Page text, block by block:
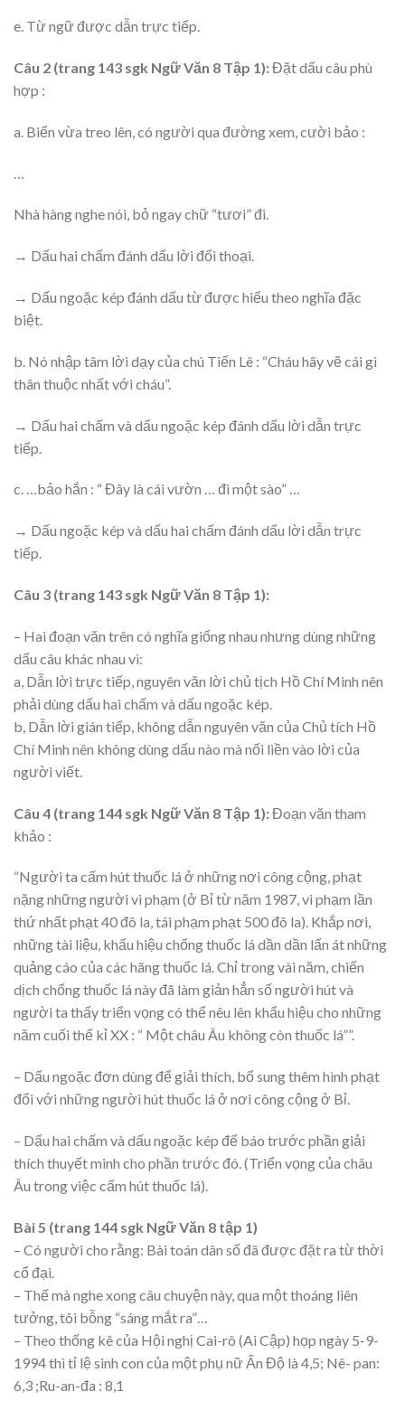
e. Từ ngữ được dẫn trực tiếp.
Câu 2 (trang 143 sgk Ngữ Văn 8 Tập 1):Đặt dấu câu phù
hợp :
a. Biển vừa treo lên, có người qua đường xem, cười bảo :
Nhà hàng nghe nói, bỏ ngay chữ “tươi” đi.
→ Dấu hai chấm đánh dấu lời đối thoại.
→ Dấu ngoặc kép đánh dấu từ được hiểu theo nghĩa đặc
biệt.
b. Nó nhập tâm lời dạy của chú Tiến Lê : “Cháu hãy vẽ cái gì
thân thuộc nhất với cháu”.
→ Dấu hai chấm và dấu ngoặc kép đánh dấu lời dẫn trực
tiếp.
c. …bảo hắn : “ Đây là cái vườn … đi một sào” …
→ Dấu ngoặc kép và dấu hai chấm đánh dấu lời dẫn trực
tiếp.
Câu 3 (trang 143 sgk Ngữ Văn 8 Tập 1):
– Hai đoạn văn trên có nghĩa giống nhau nhưng dùng những
dấu câu khác nhau vì:
a, Dẫn lời trực tiếp, nguyên văn lời chủ tịch Hồ Chí Minh nên
phải dùng dấu hai chấm và dấu ngoặc kép.
b, Dẫn lời gián tiếp, không dẫn nguyên văn của Chủ tích Hồ
Chí Minh nên không dùng dấu nào mà nối liền vào lời của
người viết.
Câu 4 (trang 144 sgk Ngữ Văn 8 Tập 1):Đoạn văn tham
khảo :
“Người ta cấm hút thuốc lá ở những nơi công cộng, phạt
nặng những người vi phạm (ở Bỉ từ năm 1987, vi phạm lần
thứ nhất phạt 40 đô la, tái phạm phạt 500 đô la). Khắp nơi,
những tài liệu, khấu hiệu chống thuốc lá dần dần lấn át những
quảng cáo của các hãng thuốc lá. Chỉ trong vài năm, chiến
dịch chống thuốc lá này đã làm giản hẳn số người hút và
người ta thấy triển vọng có thể nêu lên khẩu hiệu cho những
năm cuối thế kỉ XX : “ Một châu Âu không còn thuốc lá””.
– Dấu ngoặc đơn dùng để giải thích, bổ sung thêm hình phạt
đối với những người hút thuốc lá ở nơi công cộng ở Bỉ.
– Dấu hai chấm và dấu ngoặc kép để báo trước phần giải
thích thuyết minh cho phần trước đó. (Triển vọng của châu
Âu trong việc cấm hút thuốc lá).
Bài 5 (trang 144 sgk Ngữ Văn 8 tập 1)
– Có người cho rằng: Bài toán dân số đã được đặt ra từ thời
cổ đại.
– Thế mà nghe xong câu chuyện này, qua một thoáng liên
tưởng, tôi bỗng “sáng mắt ra”…
– Theo thống kê của Hội nghị Cai-rô (Ai Cập) họp ngày 5-9-
1994 thì tỉ lệ sinh con của một phụ nữ Ấn Độ là 4,5; Nê- pan:
6,3 ;Ru-an-đa : 8,1